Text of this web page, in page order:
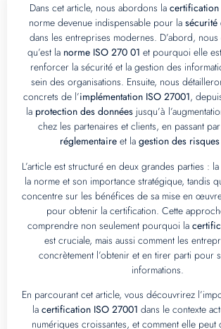
Dans cet article, nous abordons la certification
norme devenue indispensable pour la sécurité
dans les entreprises modernes. D’abord,
qu’est la norme ISO 270 01 et pourquoi elle
renforcer la sécurité et la gestion des
sein des organisations. Ensuite, nous
concrets de l’implémentation ISO 27001,
la protection des donnéesjusqu’à
chez les partenaires et clients, en passant
réglementaireet la gestion des risques
L’article est structuré en deux grandes parties :
la norme et son importance stratégique, tandis
concentre sur les bénéfices de sa mise en
pour obtenir la certification. Cette
comprendre non seulement pourquoi la
est cruciale, mais aussi comment les
concrètement l’obtenir et en tirer parti pour
informations.
En parcourant cet article, vous découvrirez
la certification ISO 27001 dans le contexte
numériques croissantes, et comment elle peut